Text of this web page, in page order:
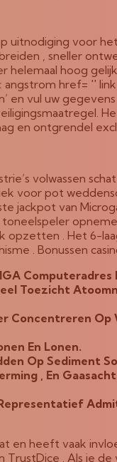
uitnodiging voor
, sneller
hoog
angstrom href= ''
vul uw
en ontgrendel
volwassen
voor pot
jackpot van
opzetten . Het 6-
. Bonussen
Computeradres
Toezicht
Concentreren
En Lonen.
Op Sediment
, En
en heeft vaak
. Als je